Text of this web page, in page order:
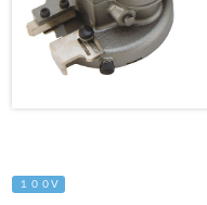
１００V